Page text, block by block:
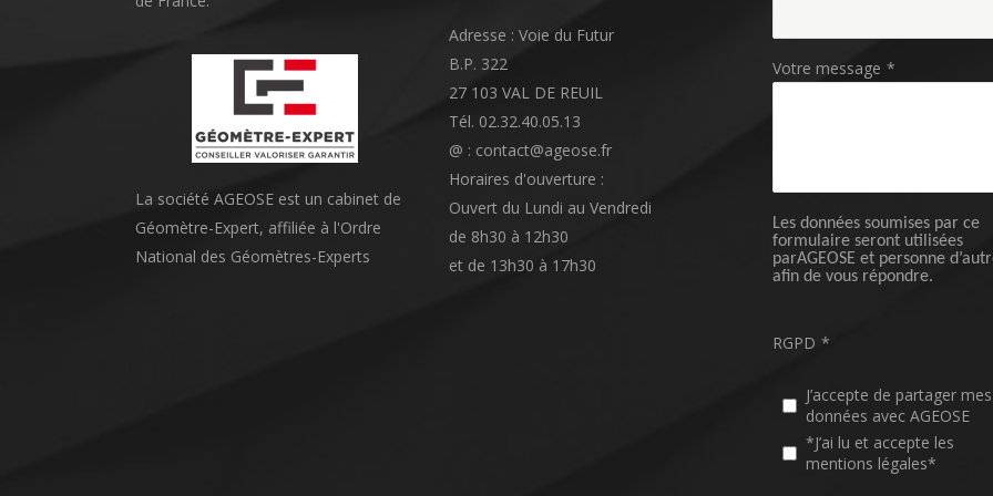
La société AGEOSE est un cabinet de
Géomètre-Expert, affiliée à l'Ordre
National des Géomètres-Experts
Adresse : Voie du Futur
B.P. 322
27 103 VAL DE REUIL
Tél. 02.32.40.05.13
@ : contact@ageose.fr
Horaires d'ouverture :
Ouvert du Lundi au Vendredi
de 8h30 à 12h30
et de 13h30 à 17h30
Votre message *
Les données soumises par ce
formulaire seront utilisées
parAGEOSE et personne
afin de vous répondre.
RGPD *
J’accepte de partager mes
données avec AGEOSE
*J’ai lu et accepte les
mentions légales*